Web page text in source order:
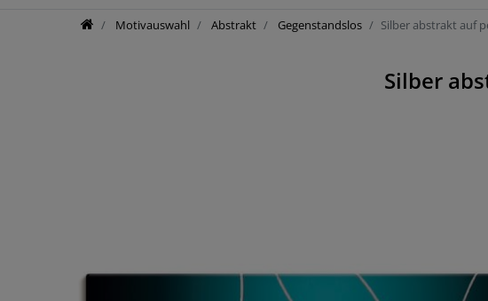
Motivauswahl Abstrakt Gegenstandslos Silber abstrakt auf
Silber